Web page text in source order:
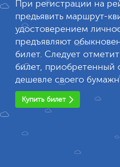
При регистрации на
предьявить маршрут-
удостоверением
предъявляют
билет. Следует
билет, приобретенный
дешевле своего
Купить билет